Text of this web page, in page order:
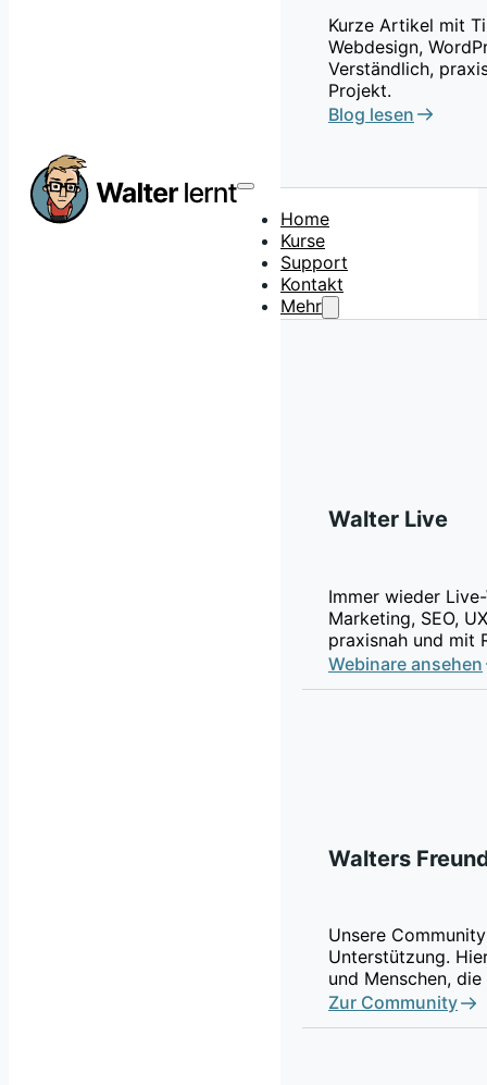
Kurze Artikel mit
Webdesign,
Verständlich,
Projekt.
Blog lesen
Home
Kurse
Support
Kontakt
Mehr
Walter Live
Immer wieder
Marketing, SEO,
praxisnah und mit
Webinare ansehen
Walters
Unsere
Unterstützung.
und Menschen,
Zur Community